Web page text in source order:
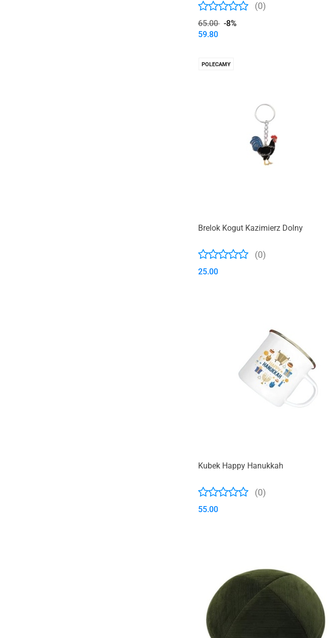
(0)
65.00
-8%
59.80
POLECAMY
Brelok Kogut Kazimierz Dolny
(0)
25.00
Kubek Happy Hanukkah
(0)
55.00